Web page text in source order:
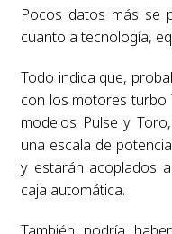
Pocos datos más se
cuanto a tecnología,
Todo indica que,
con los motores turbo
modelos Pulse y
una escala de
y estarán acoplados
caja automática.